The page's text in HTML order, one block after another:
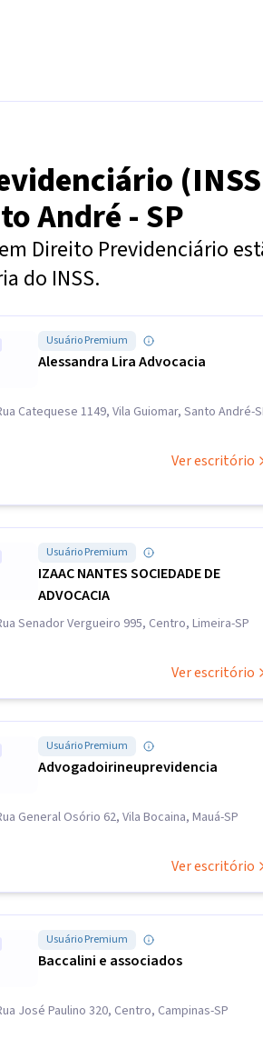
André - SP
Direito Previdenciário
do INSS.
Usuário Premium
Alessandra Lira Advocacia
Catequese 1149, Vila Guiomar, Santo André-
Ver escritório
Usuário Premium
IZAAC NANTES SOCIEDADE DE
ADVOCACIA
Senador Vergueiro 995, Centro, Limeira-SP
Ver escritório
Usuário Premium
Advogadoirineuprevidencia
General Osório 62, Vila Bocaina, Mauá-SP
Ver escritório
Usuário Premium
Baccalini e associados
José Paulino 320, Centro, Campinas-SP